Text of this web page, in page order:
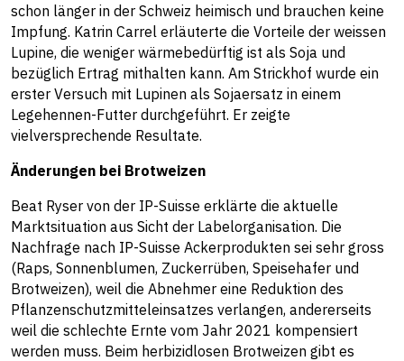
schon länger in der Schweiz heimisch und brauchen keine
Impfung. Katrin Carrel erläuterte die Vorteile der weissen
Lupine, die weniger wärmebedürftig ist als Soja und
bezüglich Ertrag mithalten kann. Am Strickhof wurde ein
erster Versuch mit Lupinen als Sojaersatz in einem
Legehennen-Futter durchgeführt. Er zeigte
vielversprechende Resultate.
Änderungen bei Brotweizen
Beat Ryser von der IP-Suisse erklärte die aktuelle
Marktsituation aus Sicht der Labelorganisation. Die
Nachfrage nach IP-Suisse Ackerprodukten sei sehr gross
(Raps, Sonnenblumen, Zuckerrüben, Speisehafer und
Brotweizen), weil die Abnehmer eine Reduktion des
Pflanzenschutzmitteleinsatzes verlangen, andererseits
weil die schlechte Ernte vom Jahr 2021 kompensiert
werden muss. Beim herbizidlosen Brotweizen gibt es